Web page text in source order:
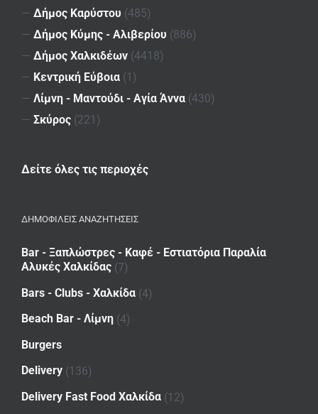
— Δήμος Καρύστου (485)
— Δήμος Κύμης - Αλιβερίου (886)
— Δήμος Χαλκιδέων (4418)
— Κεντρική Εύβοια (1)
— Λίμνη - Μαντούδι - Αγία Άννα (430)
— Σκύρος (221)
Δείτε όλες τις περιοχές
ΔΗΜΟΦΙΛΕΙΣ ΑΝΑΖΗΤΗΣΕΙΣ
Bar - Ξαπλώστρες - Καφέ - Εστιατόρια Παραλία
Αλυκές Χαλκίδας (7)
Bars - Clubs - Χαλκίδα (4)
Beach Bar - Λίμνη (4)
Burgers
Delivery (136)
Delivery Fast Food Χαλκίδα (12)